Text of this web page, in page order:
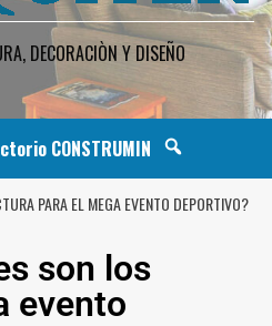
DECORACIÒN Y DISEÑO
CONSTRUMIN
PARA EL MEGA EVENTO DEPORTIVO?
son los
evento